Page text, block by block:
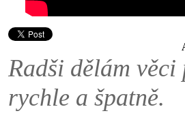
Radši dělám
rychle a špatně.